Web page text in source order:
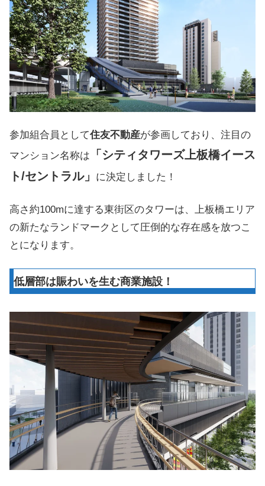
参加組合員として住友不動産が参画しており、注目の
マンション名称は
「シティタワーズ上板橋イース
ト/セントラル」
に決定しました！
高さ約100mに達する東街区のタワーは、上板橋エリア
の新たなランドマークとして圧倒的な存在感を放つこ
とになります。
低層部は賑わいを生む商業施設！